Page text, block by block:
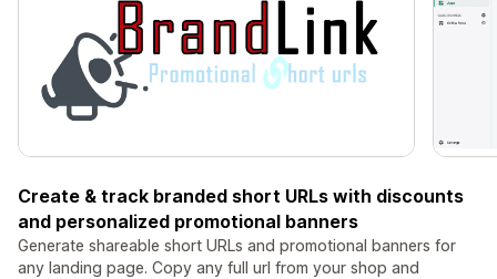
Create & track branded short URLs with discounts
and personalized promotional banners
Generate shareable short URLs and promotional banners for
any landing page. Copy any full url from your shop and